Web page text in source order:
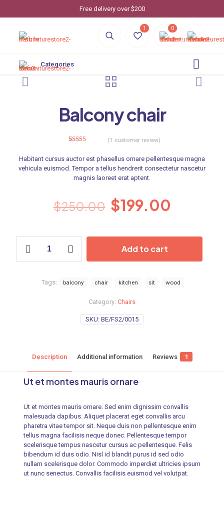
Free delivery over $200
1 0
Categories
Balcony chair
4.00
out
of 5 based
on
customer
rating
(1 customer review)
Habitant cursus auctor est phasellus ornare pellentesque magna
vehicula euismod. Tempor a tellus hendrerit consectetur nascetur
magnis laoreet erat aptent.
$250.00 $199.00
Add to cart
SKU: BE/FS2/0015
Category: Chairs
Tags: balcony chair kitchen sit wood
Description Additional information Reviews 1
Ut et montes mauris ornare
Ut et montes mauris ornare. Sed enim dignissim convallis
malesuada dapibus. Aliquet placerat eget convallis arcu
pharetra vitae tempor sit. Neque duis non pellentesque enim
tellus magna facilisis neque donec. Pellentesque tempor
scelerisque tempus nascetur cursus ac pellentesque. Felis
bibendum id duis odio. Nisl id blandit purus id sed odio
nullam scelerisque dolor. Commodo imperdiet ultricies ipsum
ut nunc senectus. Convallis facilisis euismod vel volutpat.